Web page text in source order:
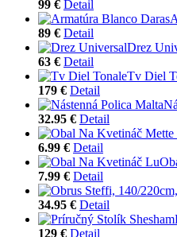
99 € Detail
89 € Detail
Drez
63 € Detail
Tv Diel
179 € Detail
32.95 € Detail
6.99 € Detail
7.99 € Detail
34.95 € Detail
129 € Detail